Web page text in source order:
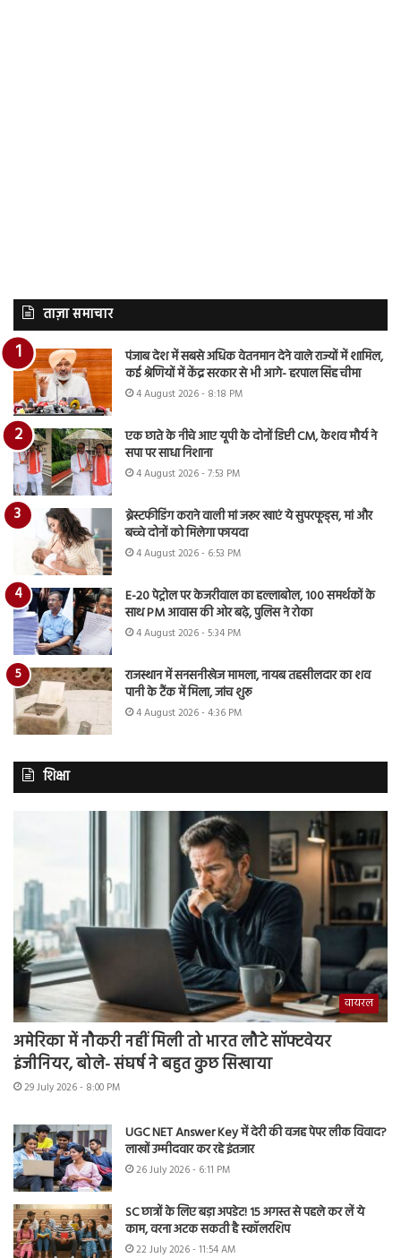
ताज़ा समाचार
पंजाब देश में सबसे अधिक वेतनमान देने वाले राज्यों में शामिल,
कई श्रेणियों में केंद्र सरकार से भी आगे- हरपाल सिंह चीमा
4 August 2026 - 8:18 PM
एक छाते के नीचे आए यूपी के दोनों डिप्टी CM, केशव मौर्य ने
सपा पर साधा निशाना
4 August 2026 - 7:53 PM
ब्रेस्टफीडिंग कराने वाली मां जरूर खाएं ये सुपरफूड्स, मां और
बच्चे दोनों को मिलेगा फायदा
4 August 2026 - 6:53 PM
E-20 पेट्रोल पर केजरीवाल का हल्लाबोल, 100 समर्थकों के
साथ PM आवास की ओर बढ़े, पुलिस ने रोका
4 August 2026 - 5:34 PM
राजस्थान में सनसनीखेज मामला, नायब तहसीलदार का शव
पानी के टैंक में मिला, जांच शुरू
4 August 2026 - 4:36 PM
शिक्षा
वायरल
अमेरिका में नौकरी नहीं मिली तो भारत लौटे सॉफ्टवेयर
इंजीनियर, बोले- संघर्ष ने बहुत कुछ सिखाया
29 July 2026 - 8:00 PM
UGC NET Answer Key में देरी की वजह पेपर लीक विवाद?
लाखों उम्मीदवार कर रहे इंतजार
26 July 2026 - 6:11 PM
SC छात्रों के लिए बड़ा अपडेट! 15 अगस्त से पहले कर लें ये
काम, वरना अटक सकती है स्कॉलरशिप
22 July 2026 - 11:54 AM